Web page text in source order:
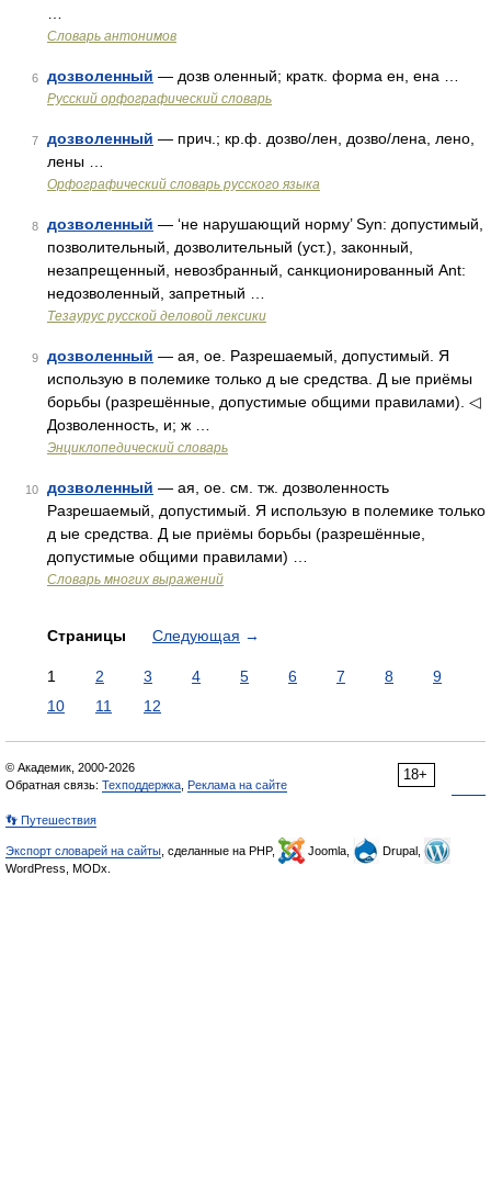
Словарь антонимов
6 дозволенный — дозв оленный; кратк. форма ен, ена …
Русский орфографический словарь
7 дозволенный — прич.; кр.ф. дозво/лен, дозво/лена, лено,
лены …
Орфографический словарь русского языка
8 дозволенный — ‘не нарушающий норму’ Syn: допустимый,
позволительный, дозволительный (уст.), законный,
незапрещенный, невозбранный, санкционированный Ant:
недозволенный, запретный …
Тезаурус русской деловой лексики
9 дозволенный — ая, ое. Разрешаемый, допустимый. Я
использую в полемике только д ые средства. Д ые приёмы
борьбы (разрешённые, допустимые общими правилами). ◁
Дозволенность, и; ж …
Энциклопедический словарь
10 дозволенный — ая, ое. см. тж. дозволенность
Разрешаемый, допустимый. Я использую в полемике только
д ые средства. Д ые приёмы борьбы (разрешённые,
допустимые общими правилами) …
Словарь многих выражений
Страницы Следующая →
1 2 3 4 5 6 7 8
9
10
11 12
18+
© Академик, 2000-2026
Обратная связь: Техподдержка Реклама на сайте
👣 Путешествия
Экспорт словарей на сайты , сделанные на PHP, Joomla,
Drupal,
WordPress, MODx.